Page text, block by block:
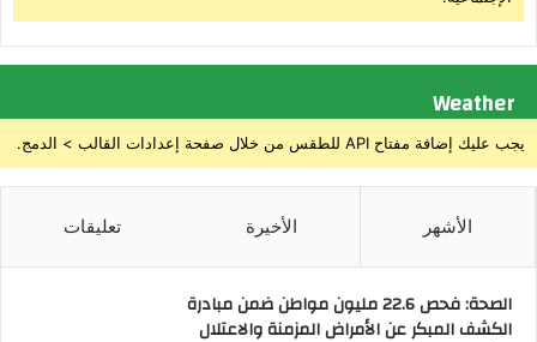
خ
إ
ى
م
ن
ا
ص
Weather
يجب عليك إضافة مفتاح API للطقس من خلال صفحة إعدادات القالب > الدمج.
الأشهر الأخيرة تعليقات
الصحة: فحص 22.6 مليون مواطن ضمن مبادرة
الكشف المبكر عن الأمراض المزمنة والاعتلال